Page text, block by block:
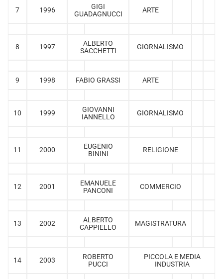
7 1996
GIGI
GUADAGNUCCI
ARTE
8 1997
ALBERTO
SACCHETTI
GIORNALISMO
9 1998 FABIO GRASSI ARTE
10 1999
GIOVANNI
IANNELLO
GIORNALISMO
11 2000
EUGENIO
BININI
RELIGIONE
12 2001
EMANUELE
PANCONI
COMMERCIO
13 2002
ALBERTO
CAPPIELLO
MAGISTRATURA
14 2003
ROBERTO
PUCCI
PICCOLA E MEDIA
INDUSTRIA